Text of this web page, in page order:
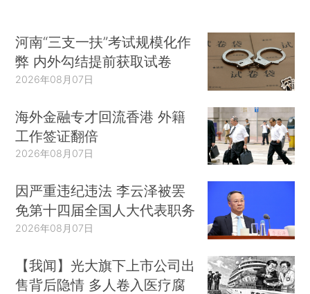
河南“三支一扶”考试规模化作
弊 内外勾结提前获取试卷
2026年08月07日
海外金融专才回流香港 外籍
工作签证翻倍
2026年08月07日
因严重违纪违法 李云泽被罢
免第十四届全国人大代表职务
2026年08月07日
【我闻】光大旗下上市公司出
售背后隐情 多人卷入医疗腐